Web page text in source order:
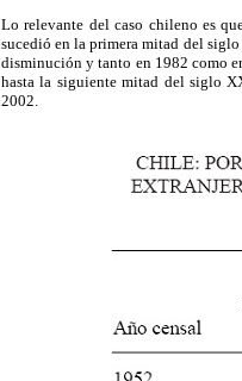
Lo relevante del caso chileno es
sucedió en la primera mitad del
disminución y tanto en 1982 como
hasta la siguiente mitad del siglo
2002.